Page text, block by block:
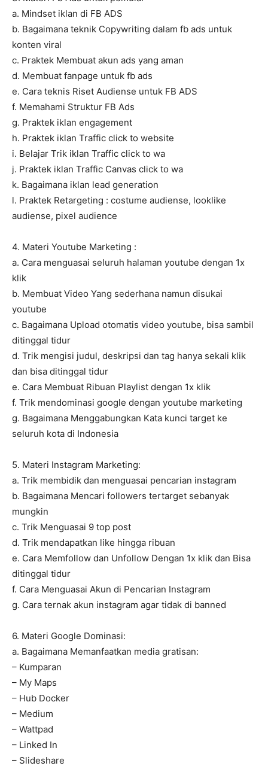
a. Mindset iklan di FB ADS
b. Bagaimana teknik Copywriting dalam fb ads untuk
konten viral
c. Praktek Membuat akun ads yang aman
d. Membuat fanpage untuk fb ads
e. Cara teknis Riset Audiense untuk FB ADS
f. Memahami Struktur FB Ads
g. Praktek iklan engagement
h. Praktek iklan Traffic click to website
i. Belajar Trik iklan Traffic click to wa
j. Praktek iklan Traffic Canvas click to wa
k. Bagaimana iklan lead generation
l. Praktek Retargeting : costume audiense, looklike
audiense, pixel audience
4. Materi Youtube Marketing :
a. Cara menguasai seluruh halaman youtube dengan 1x
klik
b. Membuat Video Yang sederhana namun disukai
youtube
c. Bagaimana Upload otomatis video youtube, bisa sambil
ditinggal tidur
d. Trik mengisi judul, deskripsi dan tag hanya sekali klik
dan bisa ditinggal tidur
e. Cara Membuat Ribuan Playlist dengan 1x klik
f. Trik mendominasi google dengan youtube marketing
g. Bagaimana Menggabungkan Kata kunci target ke
seluruh kota di Indonesia
5. Materi Instagram Marketing:
a. Trik membidik dan menguasai pencarian instagram
b. Bagaimana Mencari followers tertarget sebanyak
mungkin
c. Trik Menguasai 9 top post
d. Trik mendapatkan like hingga ribuan
e. Cara Memfollow dan Unfollow Dengan 1x klik dan Bisa
ditinggal tidur
f. Cara Menguasai Akun di Pencarian Instagram
g. Cara ternak akun instagram agar tidak di banned
6. Materi Google Dominasi:
a. Bagaimana Memanfaatkan media gratisan:
– Kumparan
– My Maps
– Hub Docker
– Medium
– Wattpad
– Linked In
– Slideshare